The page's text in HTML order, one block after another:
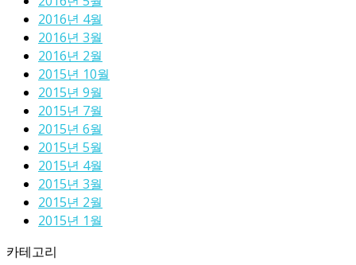
2016년 4월
2016년 3월
2016년 2월
2015년 10월
2015년 9월
2015년 7월
2015년 6월
2015년 5월
2015년 4월
2015년 3월
2015년 2월
2015년 1월
카테고리